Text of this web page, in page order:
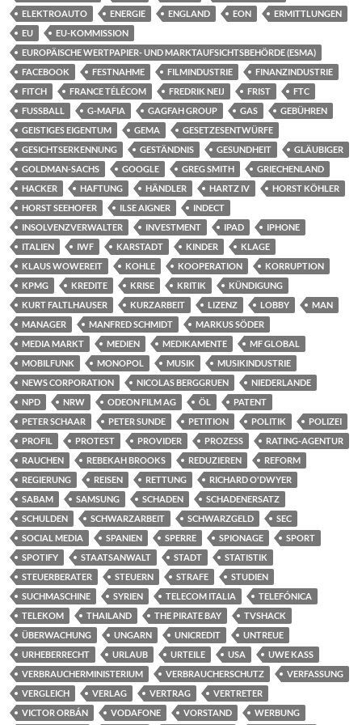
ELEKTROAUTO
ENERGIE ENGLAND EON
ERMITTLUNGEN
EU
EU-KOMMISSION
EUROPÄISCHE WERTPAPIER- UND MARKTAUFSICHTSBEHÖRDE (ESMA)
FACEBOOK
FESTNAHME FILMINDUSTRIE
FINANZINDUSTRIE
FITCH
FRANCE TÉLÉCOM FREDRIK NEIJ FRIST
FTC
FUSSBALL
G-MAFIA GAGFAH GROUP GAS
GEBÜHREN
GEISTIGES EIGENTUM
GEMA
GESETZESENTWÜRFE
GESICHTSERKENNUNG
GESTÄNDNIS GESUNDHEIT
GLÄUBIGER
GOLDMAN-SACHS
GOOGLE GREG SMITH
GRIECHENLAND
HACKER
HAFTUNG HÄNDLER HARTZ IV
HORST KÖHLER
HORST SEEHOFER
ILSE AIGNER
INDECT
INSOLVENZVERWALTER
INVESTMENT IPAD
IPHONE
ITALIEN
IWF KARSTADT KINDER
KLAGE
KLAUS WOWEREIT
KOHLE KOOPERATION
KORRUPTION
KPMG
KREDITE KRISE KRITIK
KÜNDIGUNG
KURT FALTLHAUSER
KURZARBEIT LIZENZ LOBBY
MAN
MANAGER
MANFRED SCHMIDT
MARKUS SÖDER
MEDIA MARKT
MEDIEN MEDIKAMENTE
MF GLOBAL
MOBILFUNK
MONOPOL MUSIK
MUSIKINDUSTRIE
NEWS CORPORATION
NICOLAS BERGGRUEN
NIEDERLANDE
NPD
NRW ODEON FILM AG ÖL
PATENT
PETER SCHAAR
PETER SUNDE PETITION POLITIK
POLIZEI
PROFIL
PROTEST PROVIDER PROZESS
RATING-AGENTUR
RAUCHEN
REBEKAH BROOKS REDUZIEREN
REFORM
REGIERUNG
REISEN RETTUNG
RICHARD O'DWYER
SABAM
SAMSUNG SCHADEN
SCHADENERSATZ
SCHULDEN
SCHWARZARBEIT SCHWARZGELD
SEC
SOCIAL MEDIA
SPANIEN SPERRE SPIONAGE
SPORT
SPOTIFY
STAATSANWALT STADT
STATISTIK
STEUERBERATER
STEUERN STRAFE
STUDIEN
SUCHMASCHINE
SYRIEN TELECOM ITALIA
TELEFÓNICA
TELEKOM
THAILAND THE PIRATE BAY
TVSHACK
ÜBERWACHUNG
UNGARN UNICREDIT
UNTREUE
URHEBERRECHT
URLAUB URTEILE USA
UWE KASS
VERBRAUCHERMINISTERIUM
VERBRAUCHERSCHUTZ
VERFASSUNG
VERGLEICH
VERLAG VERTRAG
VERTRETER
VICTOR ORBÁN
VODAFONE VORSTAND WERBUNG